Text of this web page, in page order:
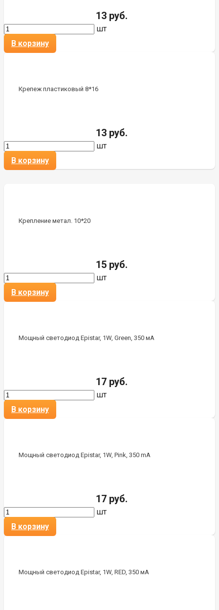
13 руб.
шт
В корзину
Крепеж пластиковый 8*16
13 руб.
шт
В корзину
Крепление метал. 10*20
15 руб.
шт
В корзину
Мощный светодиод Epistar, 1W, Green, 350 мА
17 руб.
шт
В корзину
Мощный светодиод Epistar, 1W, Pink, 350 mA
17 руб.
шт
В корзину
Мощный светодиод Epistar, 1W, RED, 350 мА